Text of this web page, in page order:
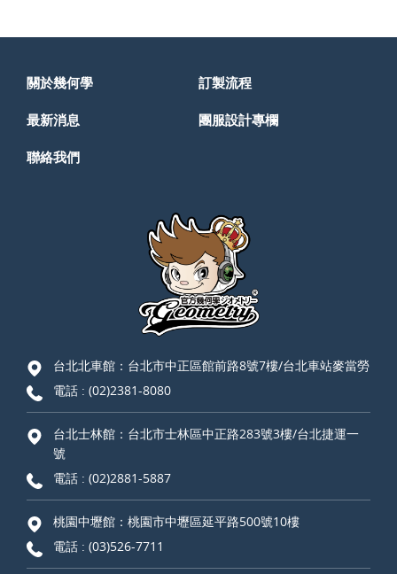
關於幾何學 訂製流程
最新消息 團服設計專欄
聯絡我們
台北北車館：台北市中正區館前路8號7樓/台北車站麥當勞
電話 : (02)2381-8080
台北士林館：台北市士林區中正路283號3樓/台北捷運一
號
電話 : (02)2881-5887
桃園中壢館：桃園市中壢區延平路500號10樓
電話 : (03)526-7711